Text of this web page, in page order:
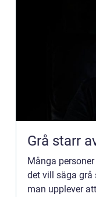
Grå starr
Många
det vill säga grå
man upplever